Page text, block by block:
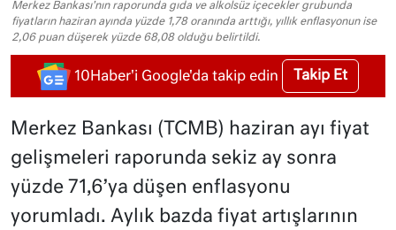
Merkez Bankası'nın raporunda gıda ve alkolsüz içecekler grubunda
fiyatların haziran ayında yüzde 1,78 oranında arttığı, yıllık enflasyonun ise
2,06 puan düşerek yüzde 68,08 olduğu belirtildi.
10Haber'i Google'da takip edin Takip Et
Merkez Bankası (TCMB) haziran ayı fiyat
gelişmeleri raporunda sekiz ay sonra
yüzde 71,6’ya düşen enflasyonu
yorumladı. Aylık bazda fiyat artışlarının